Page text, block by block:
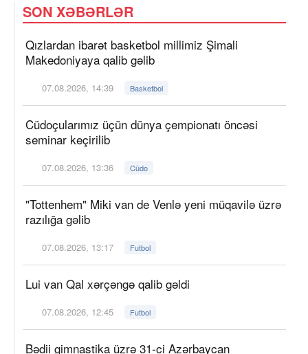
SON XƏBƏRLƏR
Qızlardan ibarət basketbol millimiz Şimali
Makedoniyaya qalib gəlib
07.08.2026, 14:39 Basketbol
Cüdoçularımız üçün dünya çempionatı öncəsi
seminar keçirilib
07.08.2026, 13:36 Cüdo
"Tottenhem" Miki van de Venlə yeni müqavilə üzrə
razılığa gəlib
07.08.2026, 13:17 Futbol
Lui van Qal xərçəngə qalib gəldi
07.08.2026, 12:45 Futbol
Bədii gimnastika üzrə 31-ci Azərbaycan